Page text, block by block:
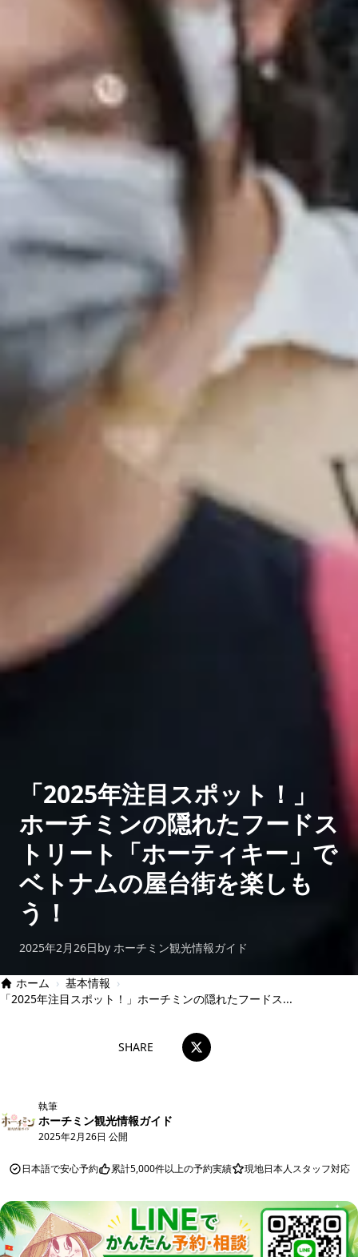
「2025年注目スポット！」
ホーチミンの隠れたフードス
トリート「ホーティキー」で
ベトナムの屋台街を楽しも
う！
2025年2月26日by ホーチミン観光情報ガイド
ホーム › 基本情報 ›
「2025年注目スポット！」ホーチミンの隠れたフードス...
SHARE
執筆
ホーチミン観光情報ガイド
2025年2月26日 公開
日本語で安心予約 累計5,000件以上の予約実績 現地日本人スタッフ対応